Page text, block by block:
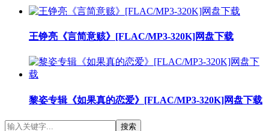
王铮亮《言简意赅》[FLAC/MP3-320K]网盘下载
黎姿专辑《如果真的恋爱》[FLAC/MP3-320K]网盘下载